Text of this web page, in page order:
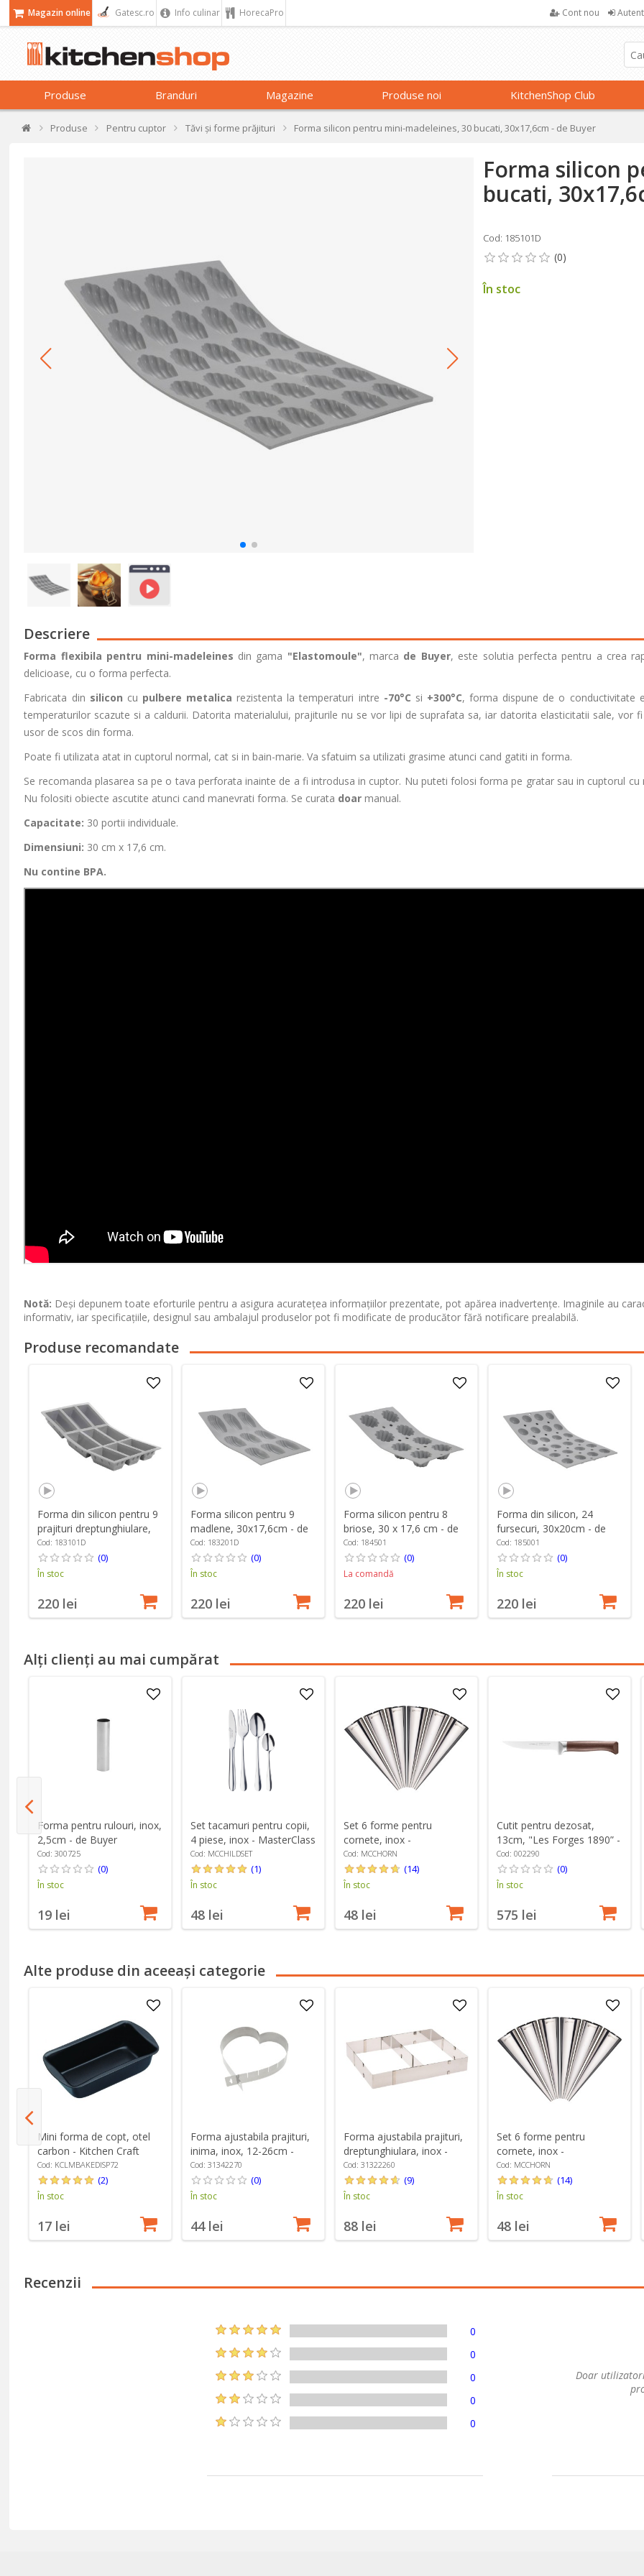
Magazin online Gatesc.ro Info culinar HorecaPro Cont nou
Produse Branduri Magazine Produse noi KitchenShop Club
Produse Pentru cuptor Tăvi și forme prăjituri Forma silicon pentru mini-madeleines, 30 bucati, 30x17,6cm - de Buyer
Forma silicon
bucati,
Cod: 185101D
În stoc
Descriere
Forma flexibila pentru mini-madeleines din gama "Elastomoule", marca de Buyer, este solutia perfecta pentru a crea
delicioase, cu o forma perfecta.
Fabricata din silicon cu pulbere metalicarezistenta la temperaturi intre -70°C si +300°C, forma dispune de o conductivitate
temperaturilor scazute si a caldurii. Datorita materialului, prajiturile nu se vor lipi de suprafata sa, iar datorita elasticitatii sale, vor
usor de scos din forma.
Poate fi utilizata atat in cuptorul normal, cat si in bain-marie. Va sfatuim sa utilizati grasime atunci cand gatiti in forma.
Se recomanda plasarea sa pe o tava perforata inainte de a fi introdusa in cuptor. Nu puteti folosi forma pe gratar sau in cuptorul cu
Nu folositi obiecte ascutite atunci cand manevrati forma. Se curata doar manual.
Capacitate: 30 portii individuale.
Dimensiuni: 30 cm x 17,6 cm.
Nu contine BPA.
Notă: Deși depunem toate eforturile pentru a asigura acuratețea informațiilor prezentate, pot apărea inadvertențe. Imaginile au
informativ, iar specificațiile, designul sau ambalajul produselor pot fi modificate de producător fără notificare prealabilă.
Produse recomandate
Forma din silicon pentru 9
prajituri dreptunghiulare,
30x17,5cm - de Buyer
Cod: 183101D
(0)
În stoc
220 lei
Forma silicon pentru 9
madlene, 30x17,6cm - de
Buyer
Cod: 183201D
(0)
În stoc
220 lei
Forma silicon pentru 8
briose, 30 x 17,6 cm - de
Buyer
Cod: 184501
(0)
La comandă
220 lei
Forma din silicon, 24
fursecuri, 30x20cm - de
Buyer
Cod: 185001
(0)
În stoc
220 lei
Alți clienți au mai cumpărat
Forma pentru rulouri, inox,
2,5cm - de Buyer
Cod: 300725
(0)
În stoc
19 lei
Set tacamuri pentru copii,
4 piese, inox - MasterClass
Cod: MCCHILDSET
(1)
În stoc
48 lei
Set 6 forme pentru
cornete, inox -
MasterClass
Cod: MCCHORN
(14)
În stoc
48 lei
Cutit pentru dezosat,
13cm, "Les Forges 1890” -
Opinel
Cod: 002290
(0)
În stoc
575 lei
Alte produse din aceeași categorie
Mini forma de copt, otel
carbon - Kitchen Craft
Cod: KCLMBAKEDISP72
(2)
În stoc
17 lei
Forma ajustabila prajituri,
inima, inox, 12-26cm -
Westmark
Cod: 31342270
(0)
În stoc
44 lei
Forma ajustabila prajituri,
dreptunghiulara, inox -
Westmark
Cod: 31322260
(9)
În stoc
88 lei
Set 6 forme pentru
cornete, inox -
MasterClass
Cod: MCCHORN
(14)
În stoc
48 lei
Recenzii
0
0
0
0
0
Doar